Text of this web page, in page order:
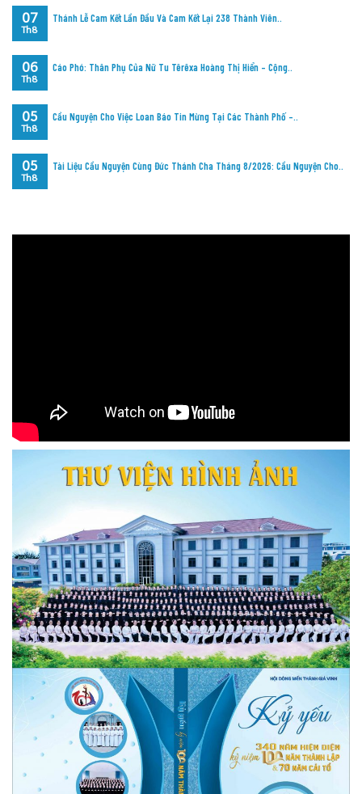
Thánh Lễ Cam Kết Lần Đầu Và Cam Kết Lại 238 Thành Viên..
07
Th8
Cáo Phó: Thân Phụ Của Nữ Tu Têrêxa Hoàng Thị Hiển – Cộng..
06
Th8
Cầu Nguyện Cho Việc Loan Báo Tin Mừng Tại Các Thành Phố –..
05
Th8
Tài Liệu Cầu Nguyện Cùng Đức Thánh Cha Tháng 8/2026: Cầu Nguyện Cho..
05
Th8